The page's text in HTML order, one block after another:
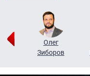
Олег
Зиборов